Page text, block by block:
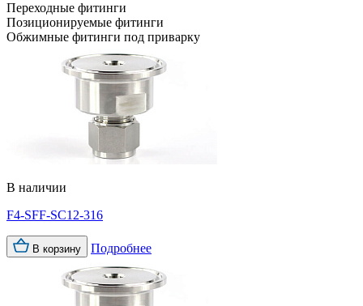
Переходные фитинги
Позиционируемые фитинги
Обжимные фитинги под приварку
В наличии
F4-SFF-SC12-316
В корзину Подробнее